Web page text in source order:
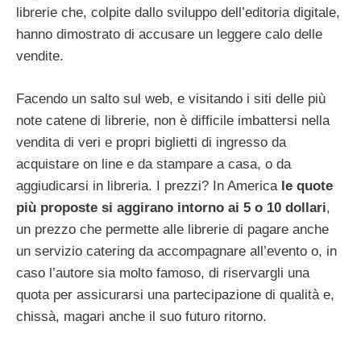
librerie che, colpite dallo sviluppo dell’editoria digitale,
hanno dimostrato di accusare un leggere calo delle
vendite.
Facendo un salto sul web, e visitando i siti delle più
note catene di librerie, non è difficile imbattersi nella
vendita di veri e propri biglietti di ingresso da
acquistare on line e da stampare a casa, o da
aggiudicarsi in libreria. I prezzi? In America le quote
più proposte si aggirano intorno ai 5 o 10 dollari,
un prezzo che permette alle librerie di pagare anche
un servizio catering da accompagnare all’evento o, in
caso l’autore sia molto famoso, di riservargli una
quota per assicurarsi una partecipazione di qualità e,
chissà, magari anche il suo futuro ritorno.